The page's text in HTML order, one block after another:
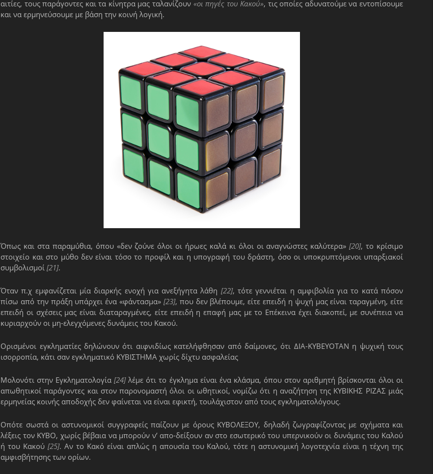
αιτίες, τους παράγοντες και τα κίνητρα μας ταλανίζουν «οι πηγές του Κακού», τις οποίες αδυνατούμε να εντοπίσουμε
και να ερμηνεύσουμε με βάση την κοινή λογική.
Όπως και στα παραμύθια, όπου «δεν ζούνε όλοι οι ήρωες καλά κι όλοι οι αναγνώστες καλύτερα»[20], το κρίσιμο
στοιχείο και στο μύθο δεν είναι τόσο το προφίλ και η υπογραφή του δράστη, όσο οι υποκρυπτόμενοι υπαρξιακοί
συμβολισμοί[21].
Όταν π.χ εμφανίζεται μία διαρκής ενοχή για ανεξήγητα λάθη [22], τότε γεννιέται η αμφιβολία για το κατά πόσον
πίσω από την πράξη υπάρχει ένα «φάντασμα» [23], που δεν βλέπουμε, είτε επειδή η ψυχή μας είναι ταραγμένη, είτε
επειδή οι σχέσεις μας είναι διαταραγμένες, είτε επειδή η επαφή μας με το Επέκεινα έχει διακοπεί, με συνέπεια να
κυριαρχούν οι μη-ελεγχόμενες δυνάμεις του Κακού.
Ορισμένοι εγκληματίες δηλώνουν ότι αιφνιδίως κατελήφθησαν από δαίμονες, ότι ΔΙΑ-ΚΥΒΕΥΟΤΑΝ η ψυχική τους
ισορροπία, κάτι σαν εγκληματικό ΚΥΒΙΣΤΗΜΑ χωρίς δίχτυ ασφαλείας
Μολονότι στην Εγκληματολογία[24]λέμε ότι το έγκλημα είναι ένα κλάσμα, όπου στον αριθμητή βρίσκονται όλοι οι
απωθητικοί παράγοντες και στον παρονομαστή όλοι οι ωθητικοί, νομίζω ότι η αναζήτηση της ΚΥΒΙΚΗΣ ΡΙΖΑΣ μιάς
ερμηνείας κοινής αποδοχής δεν φαίνεται να είναι εφικτή, τουλάχιστον από τους εγκληματολόγους.
Οπότε σωστά οι αστυνομικοί συγγραφείς παίζουν με όρους ΚΥΒΟΛΕΞΟΥ, δηλαδή ζωγραφίζοντας με σχήματα και
λέξεις τον ΚΥΒΟ, χωρίς βέβαια να μπορούν ν’ απο-δείξουν αν στο εσωτερικό του υπερνικούν οι δυνάμεις του Καλού
ή του Κακού[25]. Αν το Κακό είναι απλώς η απουσία του Καλού, τότε η αστυνομική λογοτεχνία είναι η τέχνη της
αμφισβήτησης των ορίων.